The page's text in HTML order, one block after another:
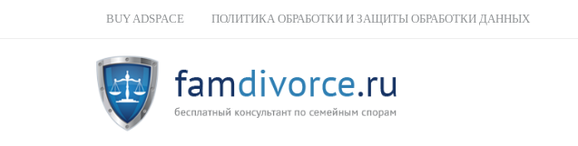
BUY ADSPACE ПОЛИТИКА ОБРАБОТКИ И ЗАЩИТЫ ОБРАБОТКИ ДАННЫХ